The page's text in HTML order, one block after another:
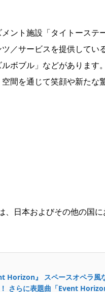
ント施設「タイトーステ
／サービスを提供してい
ボブル」などがあります。
間を通じて笑顔や新たな
日本およびその他の国
Horizon』 スペースオペラ風
さらに表題曲「Event